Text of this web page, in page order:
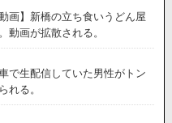
画】新橋の立ち食いうどん屋
動画が拡散される。
で生配信していた男性がトン
れる。